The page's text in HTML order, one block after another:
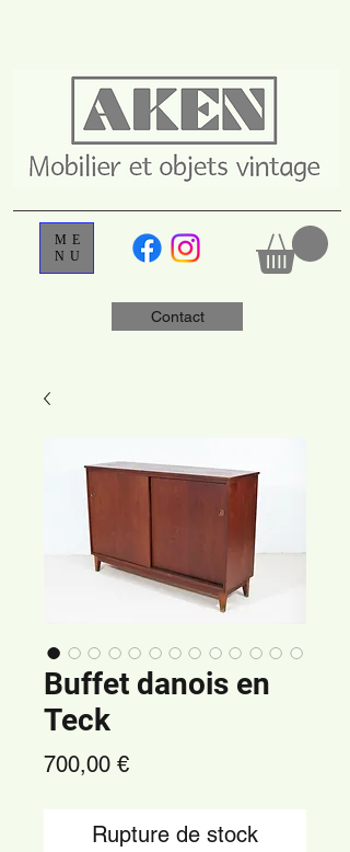
Contact
ME
NU
Buffet danois en
Teck
700,00 €Prix
Rupture de stock